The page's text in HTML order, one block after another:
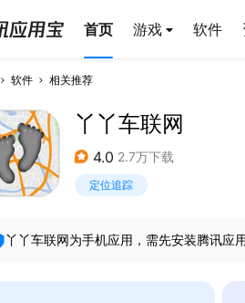
首页 游戏 软件
软件 相关推荐
丫丫车联网
4.0 2.7万下载
定位追踪
丫丫车联网为手机应用，需先安装腾讯应